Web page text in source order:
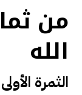
من
الله
الثمرة